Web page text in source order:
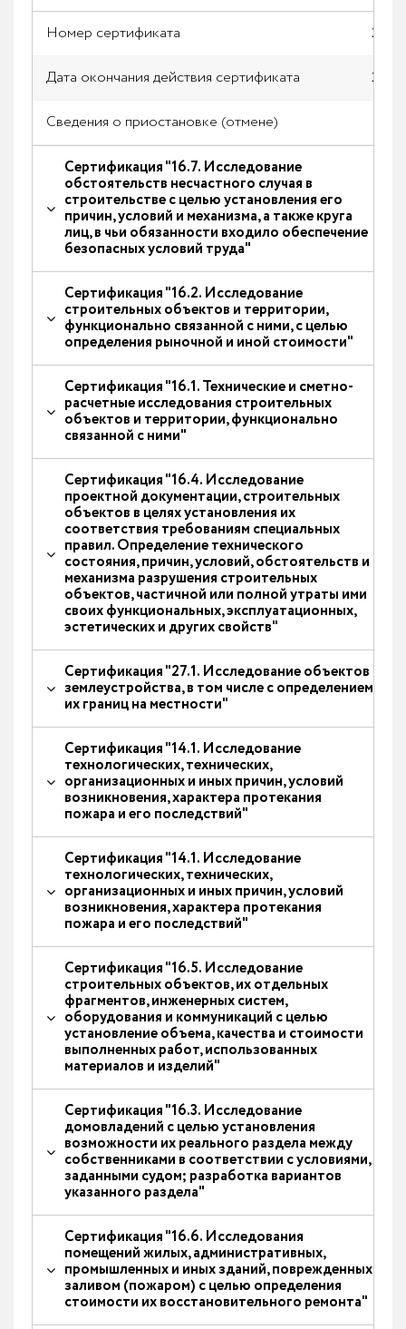
Номер сертификата
Дата окончания действия сертификата
Сведения о приостановке (отмене)
Сертификация "16.7. Исследование
обстоятельств несчастного случая в
строительстве с целью установления его
причин, условий и механизма, а также круга
лиц, в чьи обязанности входило обеспечение
безопасных условий труда"
Сертификация "16.2. Исследование
строительных объектов и территории,
функционально связанной с ними, с целью
определения рыночной и иной стоимости"
Сертификация "16.1. Технические и сметно-
расчетные исследования строительных
объектов и территории, функционально
связанной с ними"
Сертификация "16.4. Исследование
проектной документации, строительных
объектов в целях установления их
соответствия требованиям специальных
правил. Определение технического
состояния, причин, условий, обстоятельств и
механизма разрушения строительных
объектов, частичной или полной утраты ими
своих функциональных, эксплуатационных,
эстетических и других свойств"
Сертификация "27.1. Исследование объектов
землеустройства, в том числе с определением
их границ на местности"
Сертификация "14.1. Исследование
технологических, технических,
организационных и иных причин, условий
возникновения, характера протекания
пожара и его последствий"
Сертификация "14.1. Исследование
технологических, технических,
организационных и иных причин, условий
возникновения, характера протекания
пожара и его последствий"
Сертификация "16.5. Исследование
строительных объектов, их отдельных
фрагментов, инженерных систем,
оборудования и коммуникаций с целью
установление объема, качества и стоимости
выполненных работ, использованных
материалов и изделий"
Сертификация "16.3. Исследование
домовладений с целью установления
возможности их реального раздела между
собственниками в соответствии с условиями,
заданными судом; разработка вариантов
указанного раздела"
Сертификация "16.6. Исследования
помещений жилых, административных,
промышленных и иных зданий, поврежденных
заливом (пожаром) с целью определения
стоимости их восстановительного ремонта"